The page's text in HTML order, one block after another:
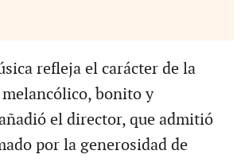
refleja el carácter de la
melancólico, bonito y
el director, que admitió
por la generosidad de